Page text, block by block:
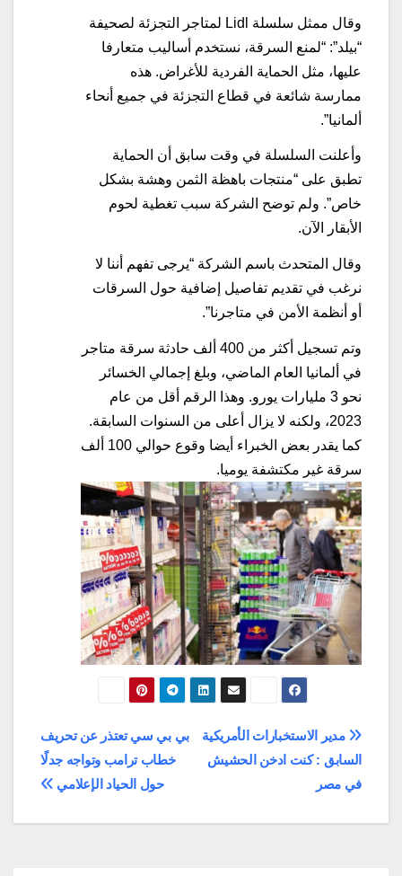
وقال ممثل سلسلة Lidl لمتاجر التجزئة لصحيفة
“بيلد”: “لمنع السرقة، نستخدم أساليب متعارفا
عليها، مثل الحماية الفردية للأغراض. هذه
ممارسة شائعة في قطاع التجزئة في جميع أنحاء
ألمانيا”.
وأعلنت السلسلة في وقت سابق أن الحماية
تطبق على “منتجات باهظة الثمن وهشة بشكل
خاص”. ولم توضح الشركة سبب تغطية لحوم
الأبقار الآن.
وقال المتحدث باسم الشركة “يرجى تفهم أننا لا
نرغب في تقديم تفاصيل إضافية حول السرقات
أو أنظمة الأمن في متاجرنا”.
وتم تسجيل أكثر من 400 ألف حادثة سرقة متاجر
في ألمانيا العام الماضي، وبلغ إجمالي الخسائر
نحو 3 مليارات يورو. وهذا الرقم أقل من عام
2023، ولكنه لا يزال أعلى من السنوات السابقة.
كما يقدر بعض الخبراء أيضا وقوع حوالي 100 ألف
سرقة غير مكتشفة يوميا.
تصفّح
المقالات
بي بي سي تعتذر عن تحريف
خطاب ترامب وتواجه جدلًا
حول الحياد الإعلامي
مدير الاستخبارات الأمريكية
السابق : كنت ادخن الحشيش
في مصر